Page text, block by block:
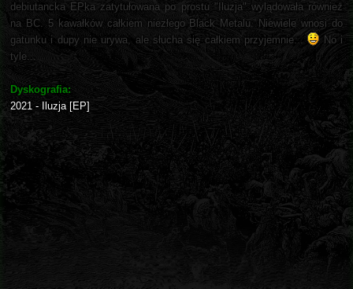
debiutancka EPka zatytułowana po prostu "Iluzja" wylądowała również
na BC. 5 kawałków całkiem niezłego Black Metalu. Niewiele wnosi do
gatunku i dupy nie urywa, ale słucha się całkiem przyjemnie...
No i
tyle...
Dyskografia:
2021 - Iluzja [EP]